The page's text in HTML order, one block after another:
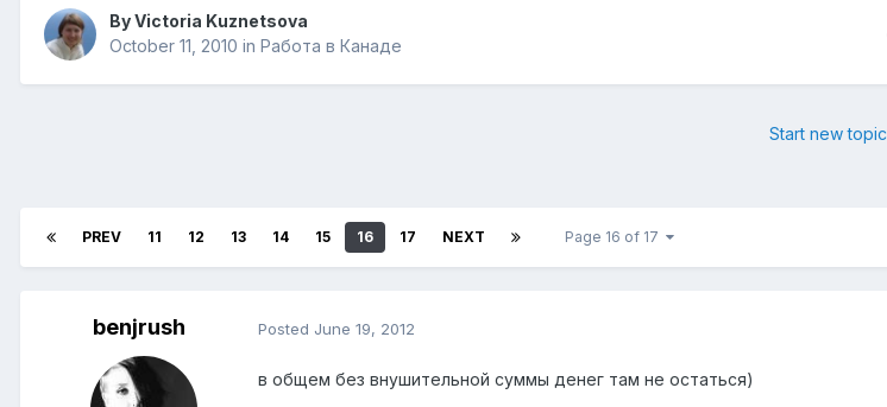
ByVictoria Kuznetsova
October 11, 2010 in Работа в Канаде
Start new topic
PREV 11 12 13 14 15 16 17 NEXT Page 16 of 17
benjrush Posted June 19, 2012
в общем без внушительной суммы денег там не остаться)